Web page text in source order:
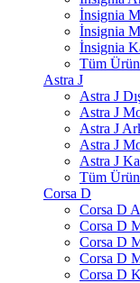
İnsignia
İnsignia
İnsignia
Tüm
Astra J
Astra J
Astra J
Astra J
Astra J
Astra J
Tüm
Corsa D
Corsa D
Corsa D
Corsa D
Corsa D
Corsa D